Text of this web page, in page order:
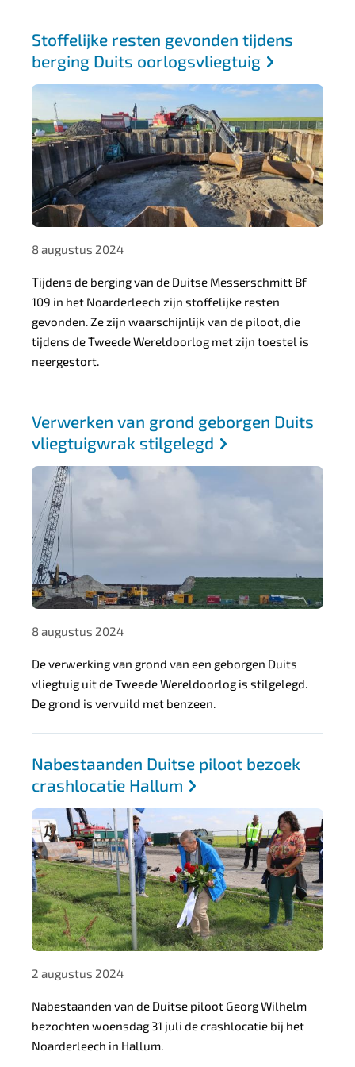
7
4
2
d
4
8
1
6
c
7
6
a
-
4
4
5
a
c
a
9
-
c
3
3
f
9
f
b
d
1
6
4
5
Stoffelijke resten gevonden tijdens
berging Duits oorlogsvliegtuig
8 augustus 2024
Tijdens de berging van de Duitse Messerschmitt Bf
109 in het Noarderleech zijn stoffelijke resten
gevonden. Ze zijn waarschijnlijk van de piloot, die
tijdens de Tweede Wereldoorlog met zijn toestel is
neergestort.
Verwerken van grond geborgen Duits
vliegtuigwrak stilgelegd
8 augustus 2024
De verwerking van grond van een geborgen Duits
vliegtuig uit de Tweede Wereldoorlog is stilgelegd.
De grond is vervuild met benzeen.
Nabestaanden Duitse piloot bezoek
crashlocatie Hallum
2 augustus 2024
Nabestaanden van de Duitse piloot Georg Wilhelm
bezochten woensdag 31 juli de crashlocatie bij het
Noarderleech in Hallum.